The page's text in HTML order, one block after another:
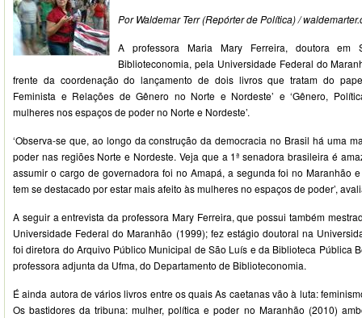
Por Waldemar Terr (Repórter de Política) /
A professora Maria Mary Ferreira, doutora em
Biblioteconomia, pela Universidade Federal do
frente da coordenação do lançamento de dois livros que tratam do
Feminista e Relações de Gênero no Norte e Nordeste’ e ‘Gênero,
mulheres nos espaços de poder no Norte e Nordeste’.
‘Observa-se que, ao longo da construção da democracia no Brasil há uma
poder nas regiões Norte e Nordeste. Veja que a 1ª senadora brasileira é
assumir o cargo de governadora foi no Amapá, a segunda foi no Maranhão
tem se destacado por estar mais afeito às mulheres no espaços de poder’,
A seguir a entrevista da professora Mary Ferreira, que possui também
Universidade Federal do Maranhão (1999); fez estágio doutoral na
foi diretora do Arquivo Público Municipal de São Luís e da Biblioteca Pública
professora adjunta da Ufma, do Departamento de Biblioteconomia.
É ainda autora de vários livros entre os quais As caetanas vão à luta:
Os bastidores da tribuna: mulher, política e poder no Maranhão (2010)